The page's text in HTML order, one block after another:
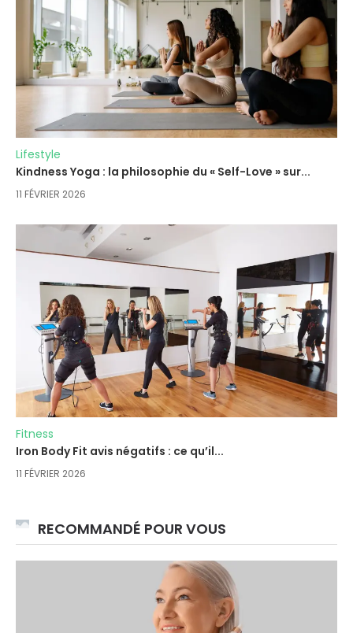
Lifestyle
Kindness Yoga : la philosophie du « Self-Love » sur...
11 FÉVRIER 2026
Fitness
Iron Body Fit avis négatifs : ce qu’il...
11 FÉVRIER 2026
RECOMMANDÉ POUR VOUS